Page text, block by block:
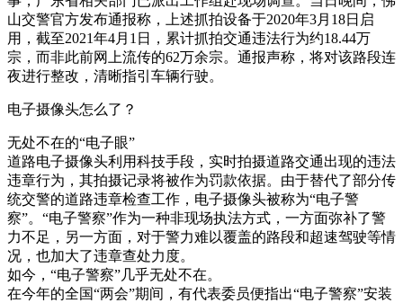
山交警官方发布通报称，上述抓拍设备于2020年3月18日启
用，截至2021年4月1日，累计抓拍交通违法行为约18.44万
宗，而非此前网上流传的62万余宗。通报声称，将对该路段连
夜进行整改，清晰指引车辆行驶。
电子摄像头怎么了？
无处不在的“电子眼”
道路电子摄像头利用科技手段，实时拍摄道路交通出现的违法
违章行为，其拍摄记录将被作为罚款依据。由于替代了部分传
统交警的道路违章检查工作，电子摄像头被称为“电子警
察”。“电子警察”作为一种非现场执法方式，一方面弥补了警
力不足，另一方面，对于警力难以覆盖的路段和超速驾驶等情
况，也加大了违章查处力度。
如今，“电子警察”几乎无处不在。
在今年的全国“两会”期间，有代表委员便指出“电子警察”安装